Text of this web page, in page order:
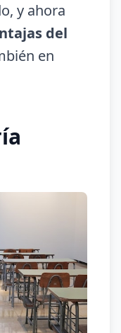
y ahora
del
en